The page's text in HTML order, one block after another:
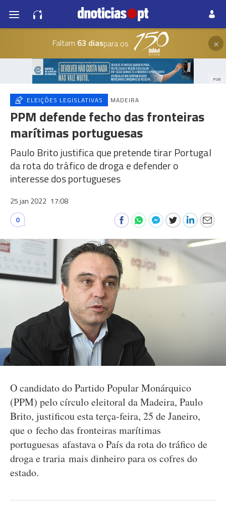
Faltam 63 diaspara os ×
PUB
ELEIÇÕES LEGISLATIVAS MADEIRA
PPM defende fecho das fronteiras
marítimas portuguesas
Paulo Brito justifica que pretende tirar Portugal
da rota do tráfico de droga e defender o
interesse dos portugueses
25 jan 2022 17:08
0
O candidato do Partido Popular Monárquico
(PPM) pelo círculo eleitoral da Madeira, Paulo
Brito, justificou esta terça-feira, 25 de Janeiro,
que o fecho das fronteiras marítimas
portuguesas afastava o País da rota do tráfico de
droga e traria mais dinheiro para os cofres do
estado.